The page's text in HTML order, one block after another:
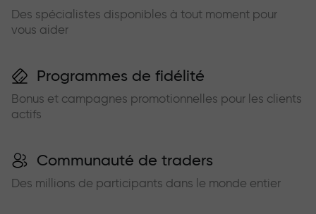
Des spécialistes disponibles à tout moment pour
vous aider
Programmes de fidélité
Bonus et campagnes promotionnelles pour les clients
actifs
Communauté de traders
Des millions de participants dans le monde entier